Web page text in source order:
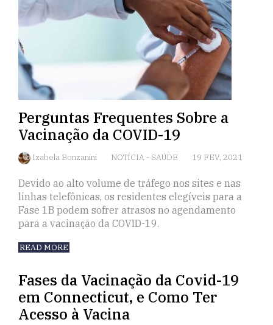
Perguntas Frequentes Sobre a
Vacinação da COVID-19
Izabela Bonzanini NOTÍCIA - SAÚDE 19 FEV, 2021
Devido ao alto volume de tráfego nos sites e nas
linhas telefônicas, os residentes elegíveis para a
Fase 1B podem sofrer atrasos no agendamento
para a vacinação da COVID-19.
READ MORE
Fases da Vacinação da Covid-19
em Connecticut, e Como Ter
Acesso à Vacina